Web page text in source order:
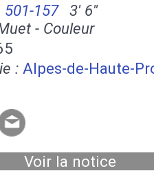
501-157
3' 6''
- Couleur
: Alpes-de-Haute-
Voir la notice